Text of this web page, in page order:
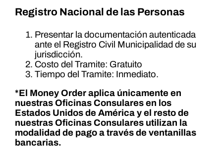
Registro Nacional de las Personas
Presentar la documentación autenticada
ante el Registro Civil Municipalidad de su
jurisdicción.
Costo del Tramite: Gratuito
Tiempo del Tramite: Inmediato.
*El Money Order aplica únicamente en
nuestras Oficinas Consulares en los
Estados Unidos de América y el resto de
nuestras Oficinas Consulares utilizan la
modalidad de pago a través de ventanillas
bancarias.